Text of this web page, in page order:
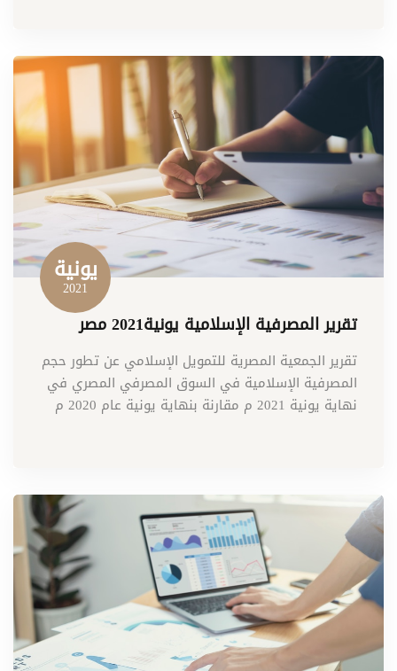
يونية
2021
تقرير المصرفية الإسلامية يونية2021 مصر
تقرير الجمعية المصرية للتمويل الإسلامي عن تطور حجم
المصرفية الإسلامية في السوق المصرفي المصري في
نهاية يونية 2021 م مقارنة بنهاية يونية عام 2020 م